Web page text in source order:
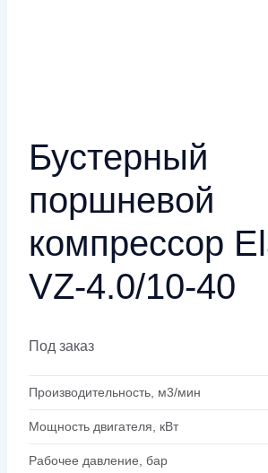
Бустерный
поршневой
компрессор
VZ-4.0/10-40
Под заказ
Производительность, м3/мин
Мощность двигателя, кВт
Рабочее давление, бар